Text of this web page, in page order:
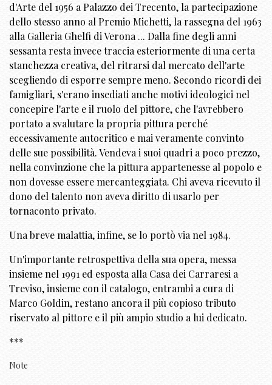
d'Arte del 1956 a Palazzo dei Trecento, la partecipazione
dello stesso anno al Premio Michetti, la rassegna del 1963
alla Galleria Ghelfi di Verona ... Dalla fine degli anni
sessanta resta invece traccia esteriormente di una certa
stanchezza creativa, del ritrarsi dal mercato dell'arte
scegliendo di esporre sempre meno. Secondo ricordi dei
famigliari, s'erano insediati anche motivi ideologici nel
concepire l'arte e il ruolo del pittore, che l'avrebbero
portato a svalutare la propria pittura perché
eccessivamente autocritico e mai veramente convinto
delle sue possibilità. Vendeva i suoi quadri a poco prezzo,
nella convinzione che la pittura appartenesse al popolo e
non dovesse essere mercanteggiata. Chi aveva ricevuto il
dono del talento non aveva diritto di usarlo per
tornaconto privato.
Una breve malattia, infine, se lo portò via nel 1984.
Un'importante retrospettiva della sua opera, messa
insieme nel 1991 ed esposta alla Casa dei Carraresi a
Treviso, insieme con il catalogo, entrambi a cura di
Marco Goldin, restano ancora il più copioso tributo
riservato al pittore e il più ampio studio a lui dedicato.
***
Note